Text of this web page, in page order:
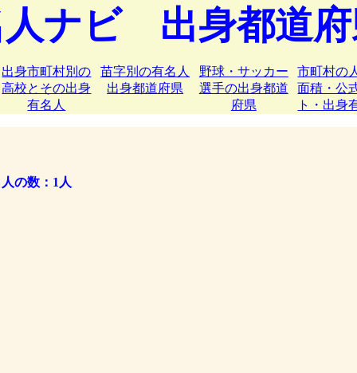
人ナビ 出身都道府
出身市町村別の
高校とその出身
有名人
苗字別の有名人
出身都道府県
野球・サッカー
選手の出身都道
府県
市町村の
面積・公
ト・出身
の数：1人